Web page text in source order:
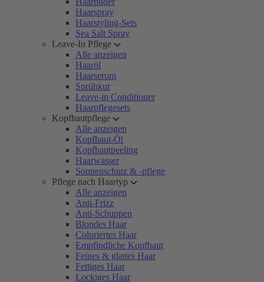
Haarspray
Haarstyling-Sets
Sea Salt Spray
Leave-In Pflege
Alle anzeigen
Haaröl
Haarserum
Sprühkur
Leave-in Conditioner
Haarpflegesets
Kopfhautpflege
Alle anzeigen
Kopfhaut-Öl
Kopfhautpeeling
Haarwasser
Sonnenschutz & -pflege
Pflege nach Haartyp
Alle anzeigen
Anti-Frizz
Anti-Schuppen
Blondes Haar
Coloriertes Haar
Empfindliche Kopfhaut
Feines & glattes Haar
Fettiges Haar
Lockiges Haar